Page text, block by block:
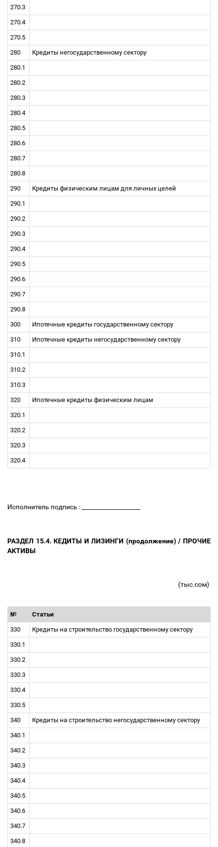
270.3
270.4
270.5
280 Кредиты негосударственному сектору
280.1
280.2
280.3
280.4
280.5
280.6
280.7
280.8
290 Кредиты физическим лицам для личных целей
290.1
290.2
290.3
290.4
290.5
290.6
290.7
290.8
300 Ипотечные кредиты государственному сектору
310 Ипотечные кредиты негосударственному сектору
310.1
310.2
310.3
320 Ипотечные кредиты физическим лицам
320.1
320.2
320.3
320.4
Исполнитель подпись : ____________________
РАЗДЕЛ 15.4. КЕДИТЫ И ЛИЗИНГИ (продолжение) / ПРОЧИЕ
АКТИВЫ
(тыс.сом)
№ Статьи
330 Кредиты на строительство государственному сектору
330.1
330.2
330.3
330.4
330.5
340 Кредиты на строительство негосударственному сектору
340.1
340.2
340.3
340.4
340.5
340.6
340.7
340.8